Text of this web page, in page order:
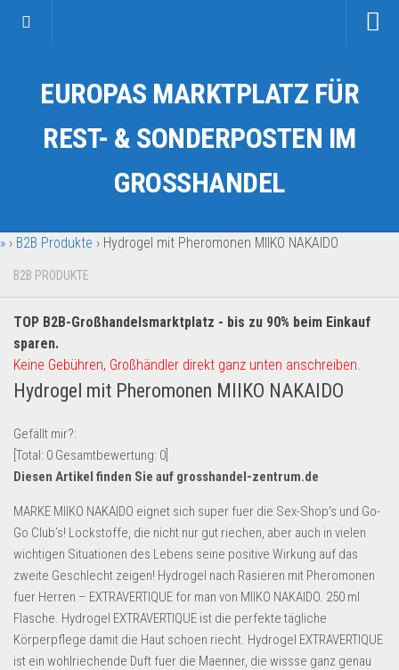
Kategorien
Auto & Motorrad
Fahrzeuge & Transport
Garten & Werkzeug
Geschäft, Büro & Schreibwaren
Geschenkartikel
Handy und Smartphone
Kosmetik & Pflege
Multimedia & Elektro
Münzen
Spielzeug & Games
Schuhe & Accessoires
Sport & Freizeit
Uhren & Schmuck
Wohnen & Einrichten
Restposten-Angebote
EUROPAS MARKTPLATZ FÜR
REST- & SONDERPOSTEN IM
GROSSHANDEL
» › B2B Produkte › Hydrogel mit Pheromonen MIIKO NAKAIDO
B2B PRODUKTE
TOP B2B-Großhandelsmarktplatz - bis zu 90% beim Einkauf
sparen.
Keine Gebühren, Großhändler direkt ganz unten anschreiben.
Hydrogel mit Pheromonen MIIKO NAKAIDO
Gefällt mir?:
[Total: 0 Gesamtbewertung: 0
Diesen Artikel finden Sie auf grosshandel-zentrum.de
MARKE MIIKO NAKAIDO eignet sich super fuer die Sex-Shop’s und Go-
Go Club’s! Lockstoffe, die nicht nur gut riechen, aber auch in vielen
wichtigen Situationen des Lebens seine positive Wirkung auf das
zweite Geschlecht zeigen! Hydrogel nach Rasieren mit Pheromonen
fuer Herren – EXTRAVERTIQUE for man von MIIKO NAKAIDO. 250 ml
Flasche. Hydrogel EXTRAVERTIQUE ist die perfekte tägliche
Körperpflege damit die Haut schoen riecht. Hydrogel EXTRAVERTIQUE
ist ein wohlriechende Duft fuer die Maenner, die wissse ganz genau